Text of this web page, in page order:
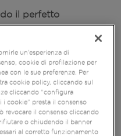
il perfetto
e l’agrumato
avvolgente.
mela è temprato dal
dalla freschezza
Effervescenza e
di frutti
un’esperienza di
cookie di profilazione per
con le sue preferenze. Per
cookie policy, cliccando sul
cliccando “configura
i cookie” presta il consenso
revocare il consenso cliccando
o chiudendo il banner
al corretto funzionamento